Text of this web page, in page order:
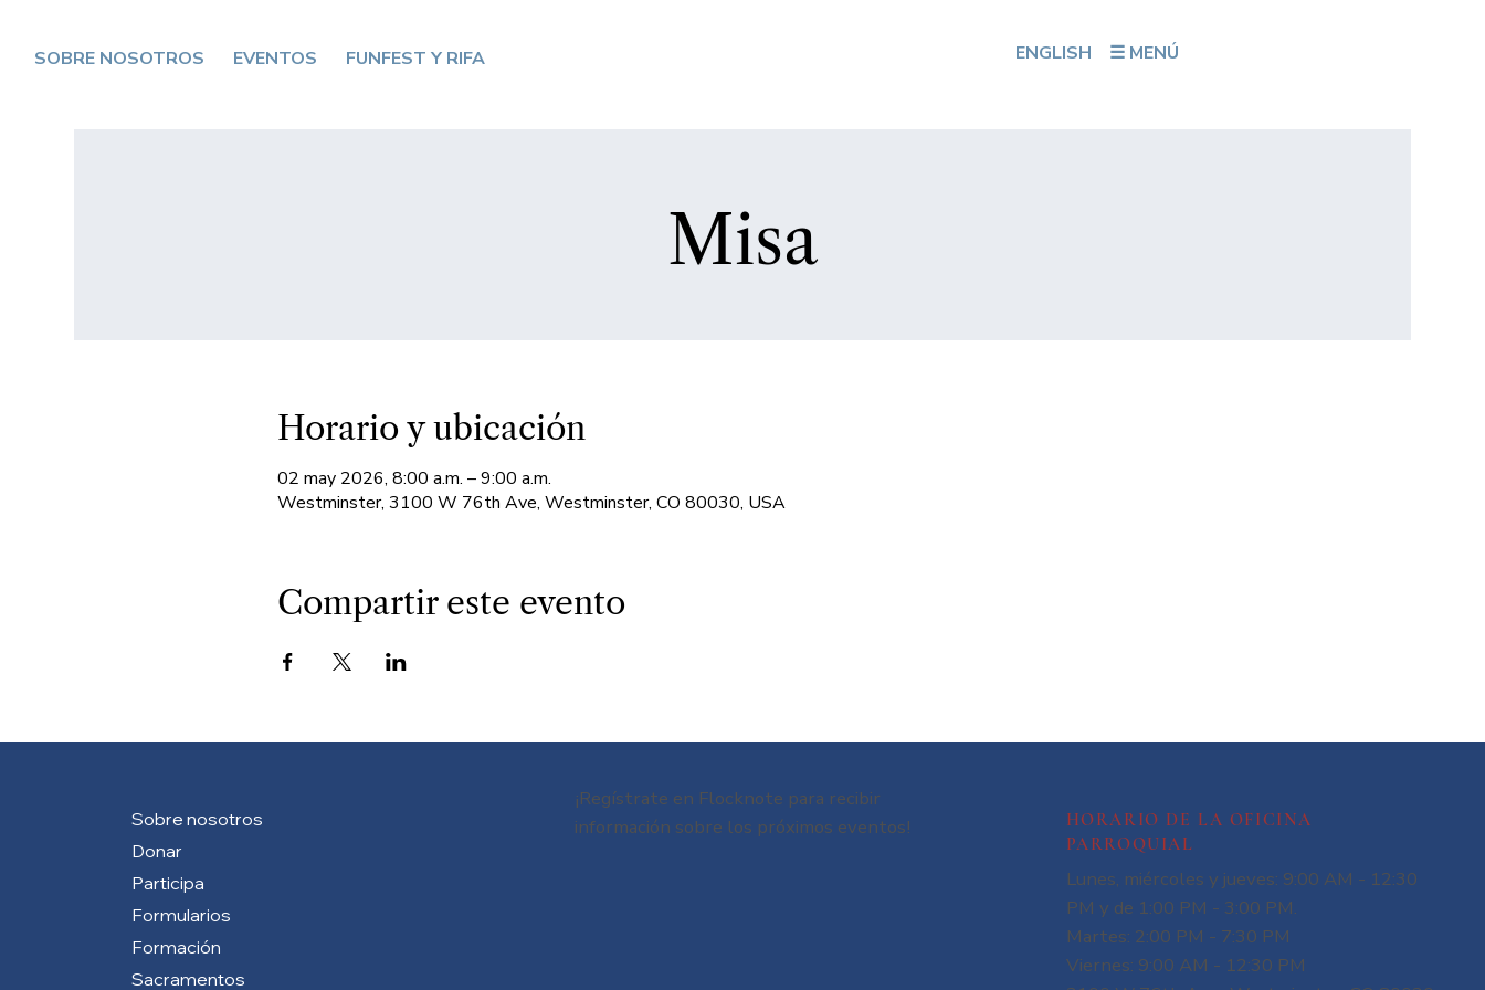
ENGLISH ☰ MENÚ
SOBRE NOSOTROS EVENTOS FUNFEST Y RIFA
Misa
Horario y ubicación
02 may 2026, 8:00 a.m. – 9:00 a.m.
Westminster, 3100 W 76th Ave, Westminster, CO 80030, USA
Compartir este evento
Sobre nosotros
Donar
Participa
Formularios
Formación
Sacramentos
¡Regístrate en Flocknote para recibir
información sobre los próximos eventos!
HORARIO DE LA OFICINA
PARROQUIAL
Lunes, miércoles y jueves: 9:00 AM - 12:30
PM y de 1:00 PM - 3:00 PM.
Martes: 2:00 PM - 7:30 PM
Viernes: 9:00 AM - 12:30 PM